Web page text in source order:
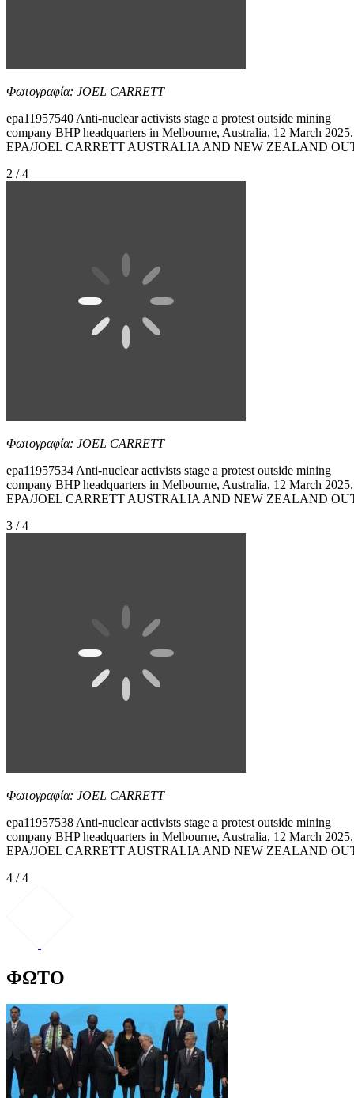
Φωτογραφία: JOEL CARRETT
epa11957540 Anti-nuclear activists stage a protest outside mining
company BHP headquarters in Melbourne, Australia, 12 March 2025.
EPA/JOEL CARRETT AUSTRALIA AND NEW ZEALAND
2 / 4
Φωτογραφία: JOEL CARRETT
epa11957534 Anti-nuclear activists stage a protest outside mining
company BHP headquarters in Melbourne, Australia, 12 March 2025.
EPA/JOEL CARRETT AUSTRALIA AND NEW ZEALAND
3 / 4
Φωτογραφία: JOEL CARRETT
epa11957538 Anti-nuclear activists stage a protest outside mining
company BHP headquarters in Melbourne, Australia, 12 March 2025.
EPA/JOEL CARRETT AUSTRALIA AND NEW ZEALAND
4 / 4
ΦΩΤΟ